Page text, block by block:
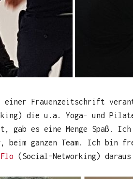
Frauenzeitschrift
die u.a. Yoga- und
es eine Menge Spaß. Ich
beim ganzen Team. Ich bin
Flo (Social-Networking)